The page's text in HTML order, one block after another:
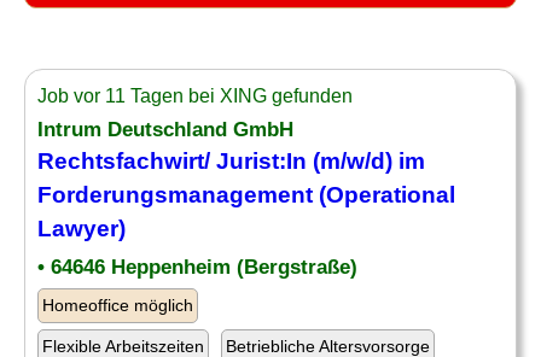
Job vor 11 Tagen bei XING gefunden
Intrum Deutschland GmbH
Rechtsfachwirt/ Jurist:In (m/w/d) im
Forderungsmanagement (Operational
Lawyer)
• 64646 Heppenheim (Bergstraße)
Homeoffice möglich
Flexible Arbeitszeiten Betriebliche Altersvorsorge